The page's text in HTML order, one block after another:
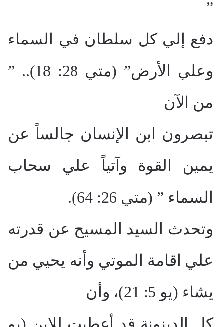
”
دفع إلي كل سلطان في السماء
وعلي الأرض” (متي 28: 18).. ”
من الآن
تبصرون ابن الإنسان جالساً عن
يمين القوة وآتياً علي سحاب
السماء ” (متي 26: 64).
وتحدث السيد المسيح عن قدرته
علي اقامة الموتي وأنه يحيي من
يشاء (يو 5: 21)، وأن